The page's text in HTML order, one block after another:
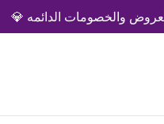
الدائمه 💎